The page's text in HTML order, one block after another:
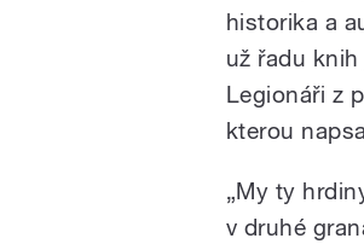
historika a
už řadu
Legionáři z
kterou
„My ty
v druhé